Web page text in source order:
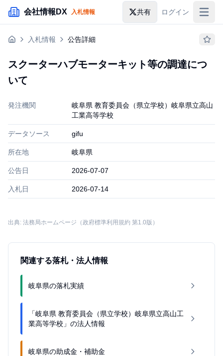
メインコンテンツにスキップ
会社情報DX 入札情報 共有 ログイン
入札情報入札情報 公告詳細
スクーターハブモーターキット等の調達につ
いて
発注機関
岐阜県 教育委員会（県立学校）岐阜県立高山
工業高等学校
データソース gifu
所在地 岐阜県
公告日 2026-07-07
入札日 2026-07-14
出典: 法務局ホームページ（政府標準利用規約 第1.0版）
関連する落札・法人情報
岐阜県の落札実績
「岐阜県 教育委員会（県立学校）岐阜県立高山工
業高等学校」の法人情報
岐阜県の助成金・補助金